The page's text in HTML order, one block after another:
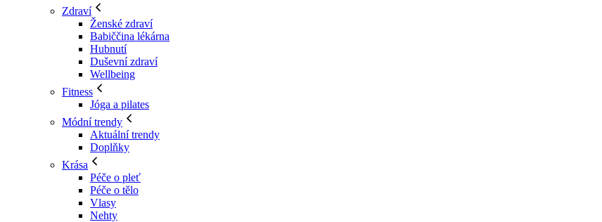
Zdraví
Ženské zdraví
Babiččina lékárna
Hubnutí
Duševní zdraví
Wellbeing
Fitness
Jóga a pilates
Módní trendy
Aktuální trendy
Doplňky
Krása
Péče o pleť
Péče o tělo
Vlasy
Nehty